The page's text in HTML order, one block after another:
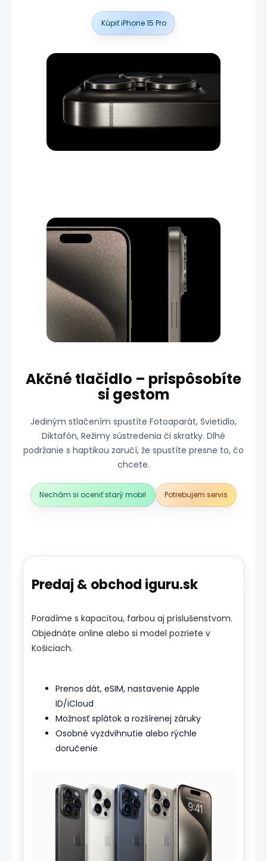
Kúpiť iPhone 15 Pro
Akčné tlačidlo – prispôsobíte
si gestom
Jediným stlačením spustíte Fotoaparát, Svietidlo,
Diktafón, Režimy sústredenia či skratky. Dlhé
podržanie s haptikou zaručí, že spustíte presne to, čo
chcete.
Nechám si oceniť starý mobil Potrebujem servis
Predaj & obchod iguru.sk
Poradíme s kapacitou, farbou aj príslušenstvom.
Objednáte online alebo si model pozriete v
Košiciach.
Prenos dát, eSIM, nastavenie Apple
ID/iCloud
Možnosť splátok a rozšírenej záruky
Osobné vyzdvihnutie alebo rýchle
doručenie